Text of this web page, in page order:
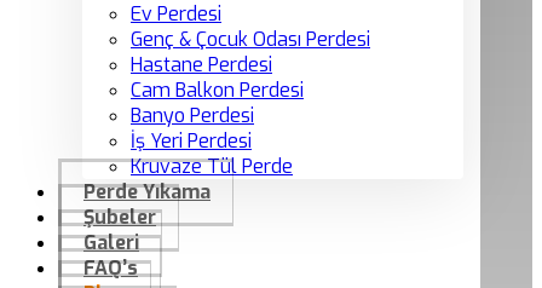
Ev Perdesi
Genç & Çocuk Odası Perdesi
Hastane Perdesi
Cam Balkon Perdesi
Banyo Perdesi
İş Yeri Perdesi
Kruvaze Tül Perde
Perde Yıkama
Şubeler
Galeri
FAQ’s